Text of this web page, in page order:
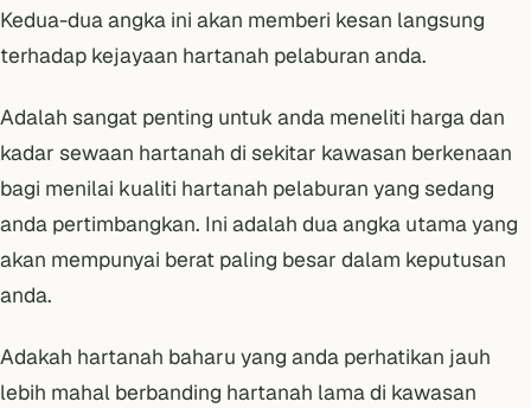
Kedua-dua angka ini akan memberi kesan langsung
terhadap kejayaan hartanah pelaburan anda.
Adalah sangat penting untuk anda meneliti harga dan
kadar sewaan hartanah di sekitar kawasan berkenaan
bagi menilai kualiti hartanah pelaburan yang sedang
anda pertimbangkan. Ini adalah dua angka utama yang
akan mempunyai berat paling besar dalam keputusan
anda.
Adakah hartanah baharu yang anda perhatikan jauh
lebih mahal berbanding hartanah lama di kawasan